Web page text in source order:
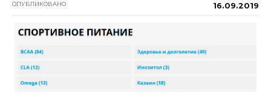
ОПУБЛИКОВАНО 16.09.2019